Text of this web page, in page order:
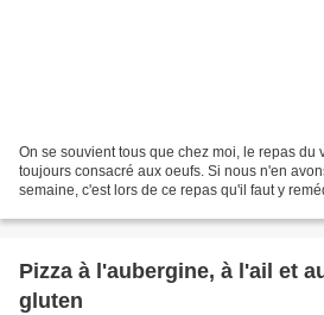
On se souvient tous que chez moi, le repas du
toujours consacré aux oeufs. Si nous n'en
semaine, c'est lors de ce repas qu'il faut y
Pizza à l'aubergine, à l'ail et
gluten